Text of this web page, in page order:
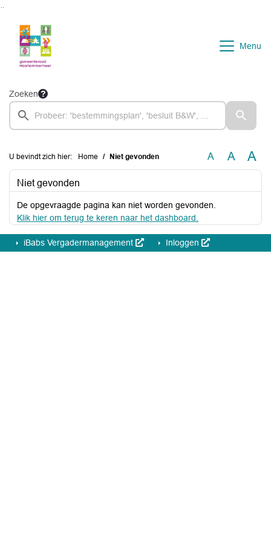
Menu
Zoeken
U bevindt zich hier: Home Niet gevonden A A A
Niet gevonden
De opgevraagde pagina kan niet worden gevonden.
Klik hier om terug te keren naar het dashboard.
iBabs Vergadermanagement Inloggen